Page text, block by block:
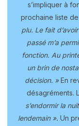
s’impliquer à
prochaine liste
plu. Le fait
passé m’a
fonction. Au
un brin de
décision. »En
désagréments.
s’endormir la
lendemain ». Un